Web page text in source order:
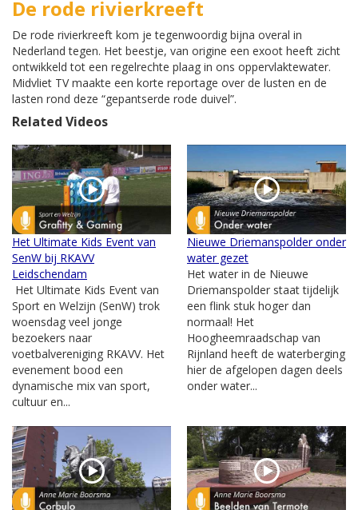
De rode rivierkreeft
De rode rivierkreeft kom je tegenwoordig bijna overal in
Nederland tegen. Het beestje, van origine een exoot heeft zicht
ontwikkeld tot een regelrechte plaag in ons oppervlaktewater.
Midvliet TV maakte een korte reportage over de lusten en de
lasten rond deze “gepantserde rode duivel”.
Related Videos
Het Ultimate Kids Event van
SenW bij RKAVV
Leidschendam
Het Ultimate Kids Event van
Sport en Welzijn (SenW) trok
woensdag veel jonge
bezoekers naar
voetbalvereniging RKAVV. Het
evenement bood een
dynamische mix van sport,
cultuur en...
Nieuwe Driemanspolder onder
water gezet
Het water in de Nieuwe
Driemanspolder staat tijdelijk
een flink stuk hoger dan
normaal! Het
Hoogheemraadschap van
Rijnland heeft de waterberging
hier de afgelopen dagen deels
onder water...